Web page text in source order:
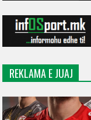
REKLAMA E JUAJ